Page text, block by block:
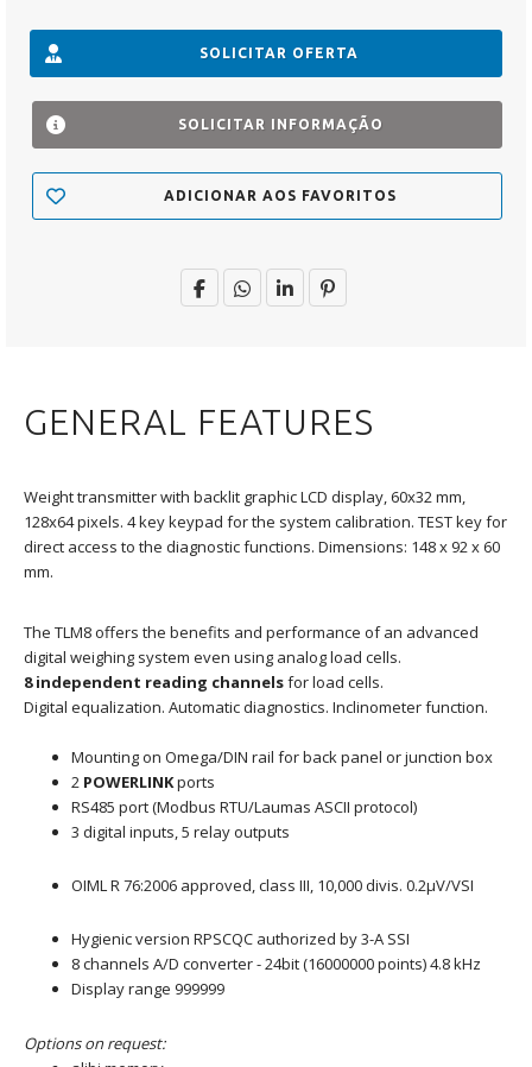
SOLICITAR OFERTA
SOLICITAR INFORMAÇÃO
ADICIONAR AOS FAVORITOS
GENERAL FEATURES
Weight transmitter with backlit graphic LCD display, 60x32 mm,
128x64 pixels. 4 key keypad for the system calibration. TEST key for
direct access to the diagnostic functions. Dimensions: 148 x 92 x 60
mm.
The TLM8 offers the benefits and performance of an advanced
digital weighing system even using analog load cells.
8 independent reading channelsfor load cells.
Digital equalization. Automatic diagnostics. Inclinometer function.
Mounting on Omega/DIN rail for back panel or junction box
2 POWERLINKports
RS485 port (Modbus RTU/Laumas ASCII protocol)
3 digital inputs, 5 relay outputs
OIML R 76:2006 approved, class III, 10,000 divis. 0.2μV/VSI
Hygienic version RPSCQC authorized by 3-A SSI
8 channels A/D converter - 24bit (16000000 points) 4.8 kHz
Display range 999999
Options on request: